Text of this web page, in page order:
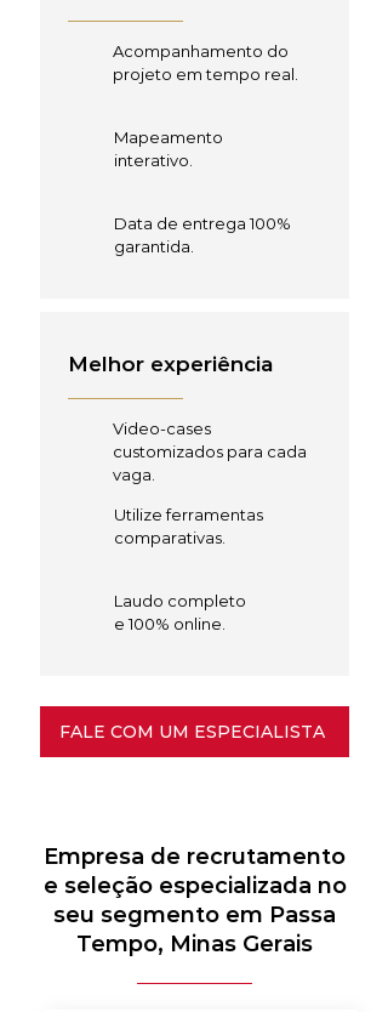
Acompanhamento do
projeto em tempo real.
Mapeamento
interativo.
Data de entrega 100%
garantida.
Melhor experiência
Video-cases
customizados para cada
vaga.
Utilize ferramentas
comparativas.
Laudo completo
e 100% online.
FALE COM UM ESPECIALISTA
Empresa de recrutamento
e seleção especializada no
seu segmento em Passa
Tempo, Minas Gerais